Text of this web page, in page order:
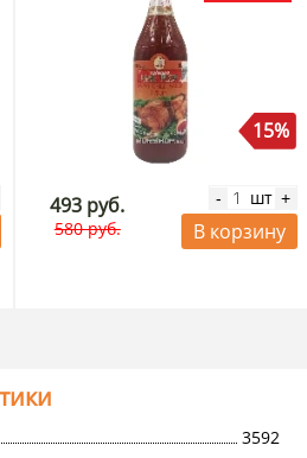
15%
493 руб.
580 руб.
- шт +
В корзину
3592